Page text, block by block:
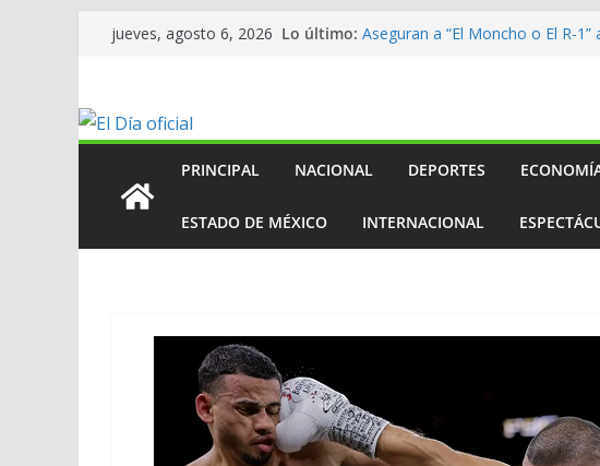
Saltarjueves, agosto 6, 2026 Lo último: Aseguran a “El Moncho o El R-
ANV contribuye al medallero
Centroamericanos
PRINCIPAL NACIONAL DEPORTES
ESTADO DE MÉXICO INTERNACIONAL